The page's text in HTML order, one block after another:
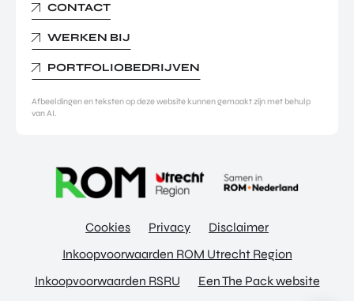
CONTACT
WERKEN BIJ
PORTFOLIOBEDRIJVEN
Afbeeldingen en teksten op deze website kunnen gemaakt zijn met behulp
van AI.
Cookies Privacy
Disclaimer
Inkoopvoorwaarden ROM Utrecht Region
Inkoopvoorwaarden RSRU
Een The Pack website